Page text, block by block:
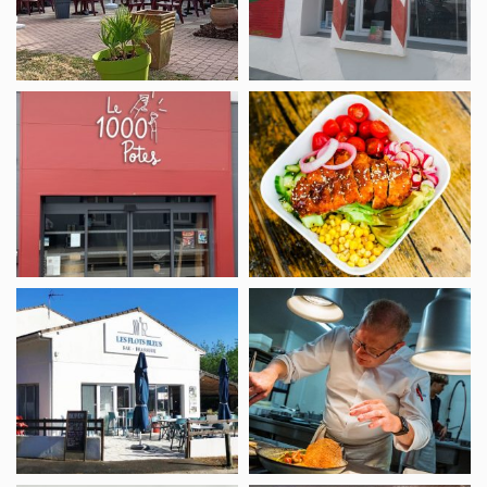
1000
Potes
La
Terrasse
du
WakePark
Restaurant
Les
Flots
bleus
Restaurant
La
Bastide